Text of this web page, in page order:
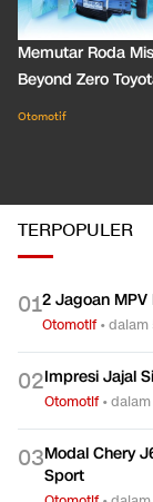
Memutar Roda
Beyond Zero
Otomotif
TERPOPULER
012 Jagoan
Otomotif•dalam
02Impresi Jajal
Otomotif•
03Modal Chery
Sport